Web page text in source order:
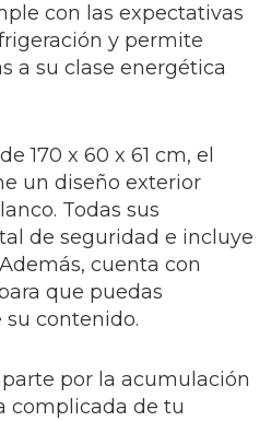
con las expectativas
y permite
a su clase energética
170 x 60 x 61 cm, el
un diseño exterior
Todas sus
de seguridad e incluye
cuenta con
que puedas
contenido.
por la acumulación
complicada de tu